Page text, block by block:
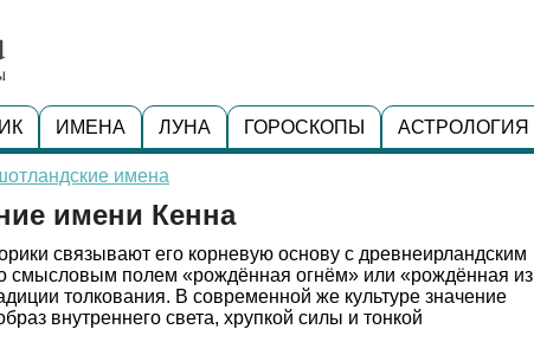
ИМЕНА ЛУНА ГОРОСКОПЫ АСТРОЛОГИЯ
имена
имени Кенна
связывают его корневую основу с древнеирландским
смысловым полем «рождённая огнём» или «рождённая из
толкования. В современной же культуре значение
внутреннего света, хрупкой силы и тонкой